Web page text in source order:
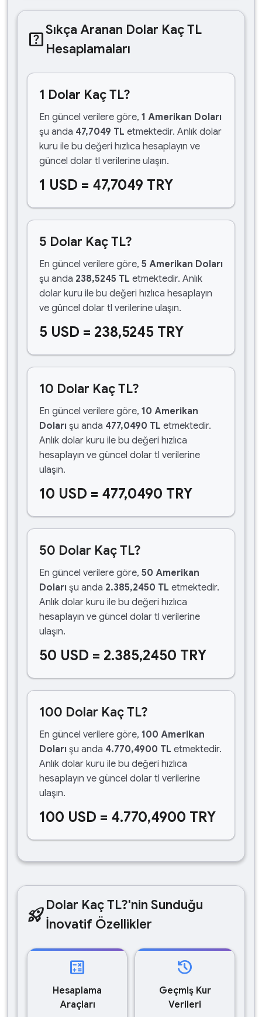
help_centerSıkça Aranan Dolar Kaç TL
Hesaplamaları
1 Dolar Kaç TL?
En güncel verilere göre, 1 Amerikan Doları
şu anda 47,7049 TL etmektedir. Anlık dolar
kuru ile bu değeri hızlıca hesaplayın ve
güncel dolar tl verilerine ulaşın.
1 USD = 47,7049 TRY
5 Dolar Kaç TL?
En güncel verilere göre, 5 Amerikan Doları
şu anda 238,5245 TL etmektedir. Anlık
dolar kuru ile bu değeri hızlıca hesaplayın
ve güncel dolar tl verilerine ulaşın.
5 USD = 238,5245 TRY
10 Dolar Kaç TL?
En güncel verilere göre, 10 Amerikan
Doları şu anda 477,0490 TL etmektedir.
Anlık dolar kuru ile bu değeri hızlıca
hesaplayın ve güncel dolar tl verilerine
ulaşın.
10 USD = 477,0490 TRY
50 Dolar Kaç TL?
En güncel verilere göre, 50 Amerikan
Doları şu anda 2.385,2450 TL etmektedir.
Anlık dolar kuru ile bu değeri hızlıca
hesaplayın ve güncel dolar tl verilerine
ulaşın.
50 USD = 2.385,2450 TRY
100 Dolar Kaç TL?
En güncel verilere göre, 100 Amerikan
Doları şu anda 4.770,4900 TL etmektedir.
Anlık dolar kuru ile bu değeri hızlıca
hesaplayın ve güncel dolar tl verilerine
ulaşın.
100 USD = 4.770,4900 TRY
rocket_launchDolar Kaç TL?'nin Sunduğu
İnovatif Özellikler
calculate
Hesaplama
Araçları
history
Geçmiş Kur
Verileri